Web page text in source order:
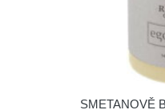
SMETANOVĚ